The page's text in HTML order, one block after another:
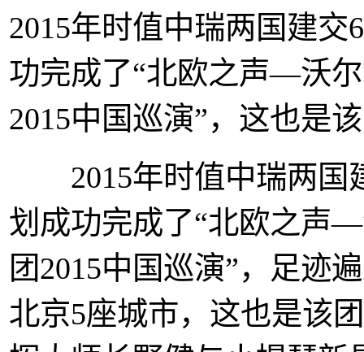
2015年时值中瑞两国建交
功完成了“北欧之声—沃
2015中国巡演”，这也是
2015年时值中瑞两国
划成功完成了“北欧之声
团2015中国巡演”，足迹
北京5座城市，这也是该